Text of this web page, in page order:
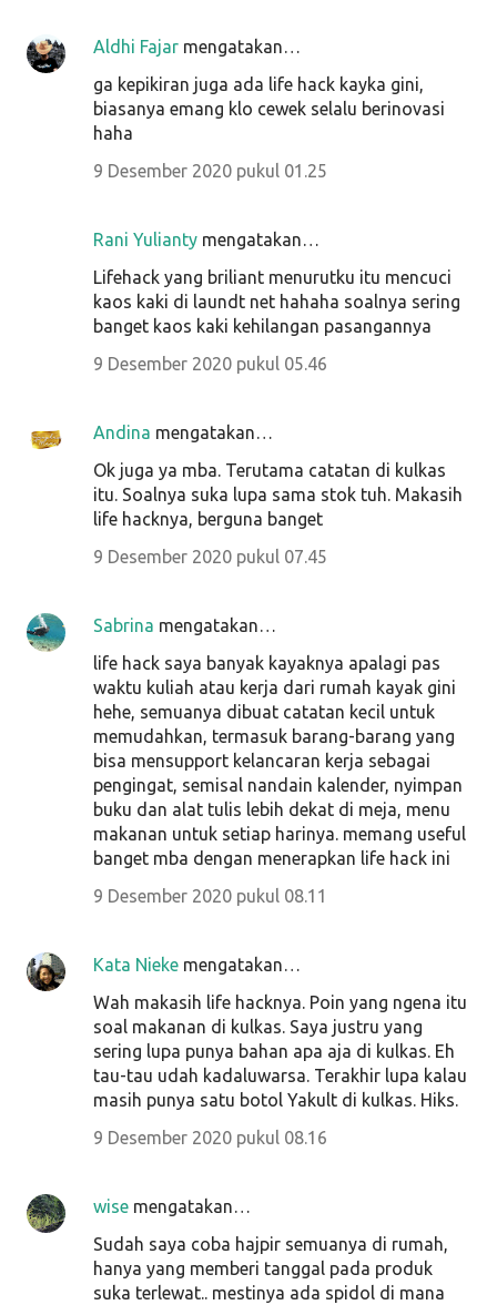
Aldhi Fajar mengatakan…
ga kepikiran juga ada life hack kayka gini,
biasanya emang klo cewek selalu berinovasi
haha
9 Desember 2020 pukul 01.25
Rani Yulianty mengatakan…
Lifehack yang briliant menurutku itu mencuci
kaos kaki di laundt net hahaha soalnya sering
banget kaos kaki kehilangan pasangannya
9 Desember 2020 pukul 05.46
Andina mengatakan…
Ok juga ya mba. Terutama catatan di kulkas
itu. Soalnya suka lupa sama stok tuh. Makasih
life hacknya, berguna banget
9 Desember 2020 pukul 07.45
Sabrina mengatakan…
life hack saya banyak kayaknya apalagi pas
waktu kuliah atau kerja dari rumah kayak gini
hehe, semuanya dibuat catatan kecil untuk
memudahkan, termasuk barang-barang yang
bisa mensupport kelancaran kerja sebagai
pengingat, semisal nandain kalender, nyimpan
buku dan alat tulis lebih dekat di meja, menu
makanan untuk setiap harinya. memang useful
banget mba dengan menerapkan life hack ini
9 Desember 2020 pukul 08.11
Kata Nieke mengatakan…
Wah makasih life hacknya. Poin yang ngena itu
soal makanan di kulkas. Saya justru yang
sering lupa punya bahan apa aja di kulkas. Eh
tau-tau udah kadaluwarsa. Terakhir lupa kalau
masih punya satu botol Yakult di kulkas. Hiks.
9 Desember 2020 pukul 08.16
wise mengatakan…
Sudah saya coba hajpir semuanya di rumah,
hanya yang memberi tanggal pada produk
suka terlewat.. mestinya ada spidol di mana